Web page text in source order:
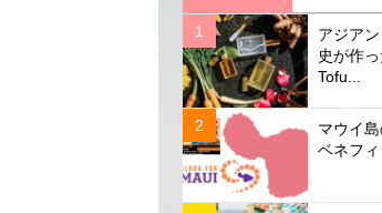
アジア
史が作
Tofu...
マウイ
ベネフ